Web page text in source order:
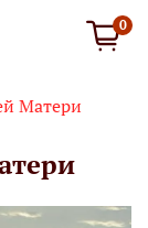
0
Матери